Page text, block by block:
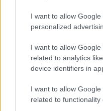
I want to allow
personalized
I want to allow
related to analytics
device identifiers in
I want to allow
related to functionality
ennek ellenére
Paks